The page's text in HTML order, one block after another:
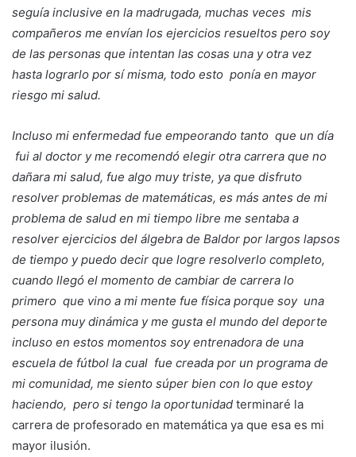
seguía inclusive en la madrugada, muchas veces mis
compañeros me envían los ejercicios resueltos pero soy
de las personas que intentan las cosas una y otra vez
hasta lograrlo por sí misma, todo esto ponía en mayor
riesgo mi salud.
Incluso mi enfermedad fue empeorando tanto que un día
fui al doctor y me recomendó elegir otra carrera que no
dañara mi salud, fue algo muy triste, ya que disfruto
resolver problemas de matemáticas, es más antes de mi
problema de salud en mi tiempo libre me sentaba a
resolver ejercicios del álgebra de Baldor por largos lapsos
de tiempo y puedo decir que logre resolverlo completo,
cuando llegó el momento de cambiar de carrera lo
primero que vino a mi mente fue física porque soy una
persona muy dinámica y me gusta el mundo del deporte
incluso en estos momentos soy entrenadora de una
escuela de fútbol la cual fue creada por un programa de
mi comunidad, me siento súper bien con lo que estoy
haciendo, pero si tengo la oportunidad terminaré la
carrera de profesorado en matemática ya que esa es mi
mayor ilusión.